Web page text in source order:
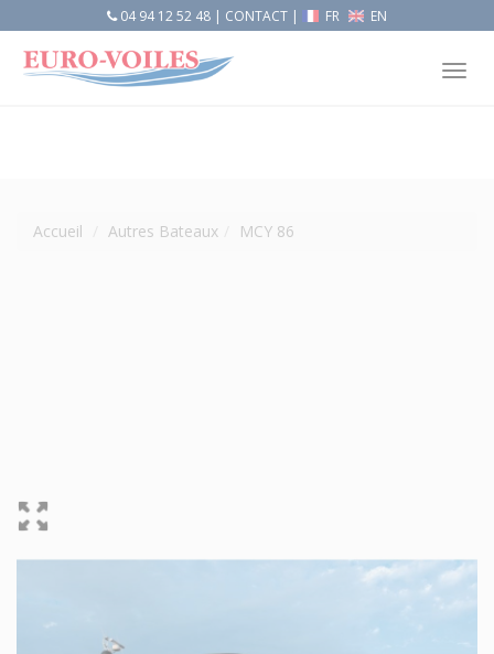
04 94 12 52 48| CONTACT| FR EN
Accueil Autres Bateaux MCY 86